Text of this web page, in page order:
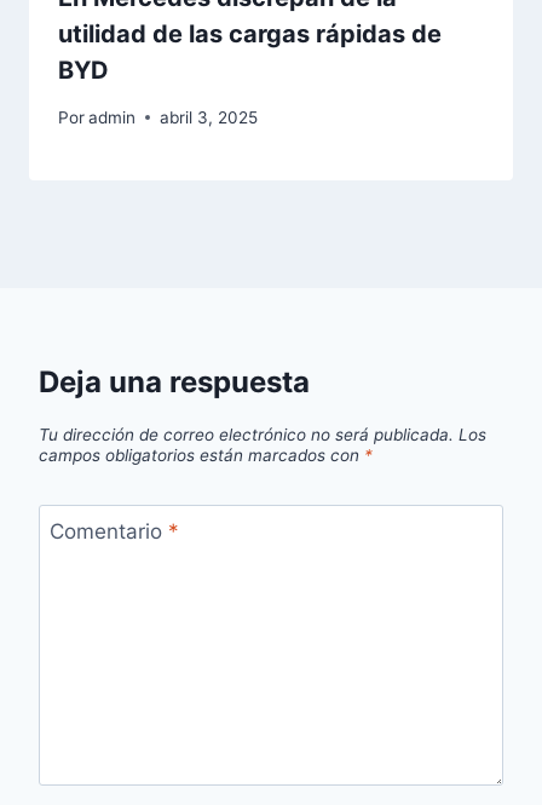
utilidad de las cargas rápidas de
BYD
Poradmin abril 3, 2025
Deja una respuesta
Tu dirección de correo electrónico no será publicada. Los
campos obligatorios están marcados con *
Comentario *